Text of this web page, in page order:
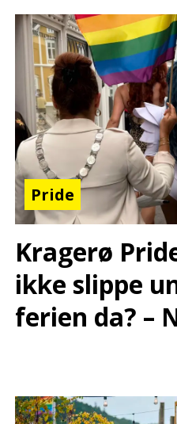
Pride
Kragerø
ikke slippe
ferien da? –